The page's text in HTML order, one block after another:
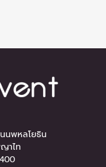
นพหลโยธิน
าไท